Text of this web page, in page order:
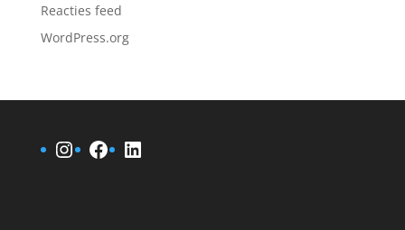
Reacties feed
WordPress.org
Instagram
Facebook
LinkedIn